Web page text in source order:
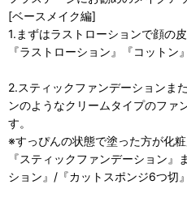
[ベースメイク編]
1.まずはラストローションで顔の
『ラストローション』『コットン』
2.スティックファンデーションま
ンのようなクリームタイプのファ
す。
※すっぴんの状態で塗った方が化粧
『スティックファンデーション
ション』/『カットスポンジ6つ切』